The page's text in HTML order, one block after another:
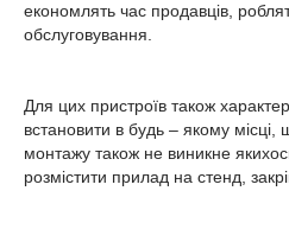
економлять час продавців,
обслуговування.
Для цих пристроїв також
встановити в будь – якому
монтажу також не виникне
розмістити прилад на стенд,